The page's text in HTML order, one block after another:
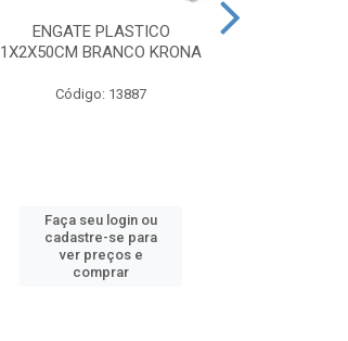
ENGATE PLASTICO
1X2X50CM BRANCO KRONA
Código: 13887
Faça seu login ou
cadastre-se para
ver preços e
comprar